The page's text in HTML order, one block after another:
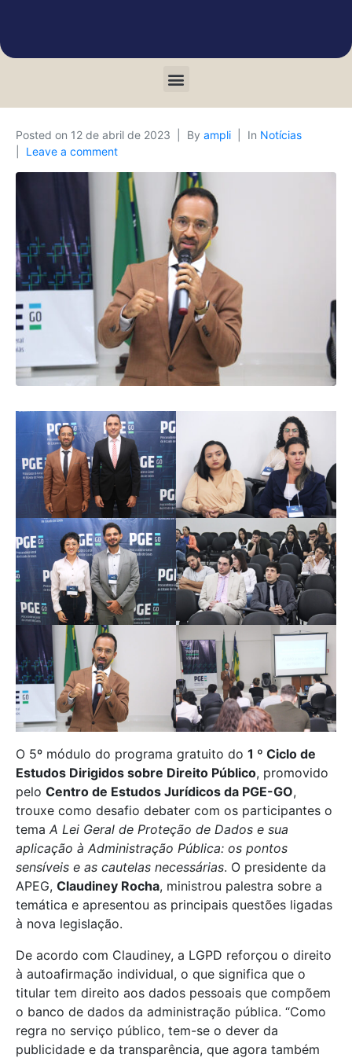
Posted on 12 de abril de 2023 By ampli In Notícias
Leave a comment
O 5º módulo do programa gratuito do 1 º Ciclo de
Estudos Dirigidos sobre Direito Público, promovido
pelo Centro de Estudos Jurídicos da PGE-GO,
trouxe como desafio debater com os participantes o
tema A Lei Geral de Proteção de Dados e sua
aplicação à Administração Pública: os pontos
sensíveis e as cautelas necessárias. O presidente da
APEG, Claudiney Rocha, ministrou palestra sobre a
temática e apresentou as principais questões ligadas
à nova legislação.
De acordo com Claudiney, a LGPD reforçou o direito
à autoafirmação individual, o que significa que o
titular tem direito aos dados pessoais que compõem
o banco de dados da administração pública. “Como
regra no serviço público, tem-se o dever da
publicidade e da transparência, que agora também